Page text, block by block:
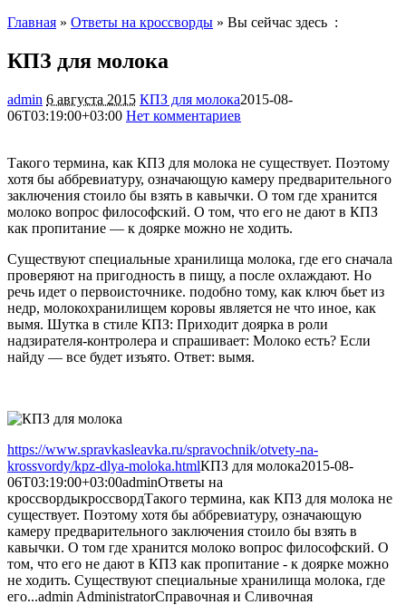
Главная » Ответы на кроссворды » Вы сейчас здесь :
КПЗ для молока
admin 6 августа 2015 КПЗ для молока2015-08-
06T03:19:00+03:00 Нет комментариев
Такого термина, как КПЗ для молока не существует. Поэтому
хотя бы аббревиатуру, означающую камеру предварительного
заключения стоило бы взять в кавычки. О том где хранится
молоко вопрос философский. О том, что его не дают в КПЗ
как пропитание — к доярке можно не ходить.
Существуют специальные хранилища молока, где его сначала
проверяют на пригодность в пищу, а после охлаждают. Но
речь идет о первоисточнике. подобно тому, как ключ бьет из
недр, молокохранилищем коровы является не что иное, как
вымя. Шутка в стиле КПЗ: Приходит доярка в роли
надзирателя-контролера и спрашивает: Молоко есть? Если
найду — все будет изъято. Ответ: вымя.
https://www.spravkasleavka.ru/spravochnik/otvety-na-
krossvordy/kpz-dlya-moloka.htmlКПЗ для молока2015-08-
06T03:19:00+03:00adminОтветы на
кроссвордыкроссвордТакого термина, как КПЗ для молока не
существует. Поэтому хотя бы аббревиатуру, означающую
камеру предварительного заключения стоило бы взять в
кавычки. О том где хранится молоко вопрос философский. О
том, что его не дают в КПЗ как пропитание - к доярке можно
не ходить. Существуют специальные хранилища молока, где
его...admin AdministratorСправочная и Сливочная